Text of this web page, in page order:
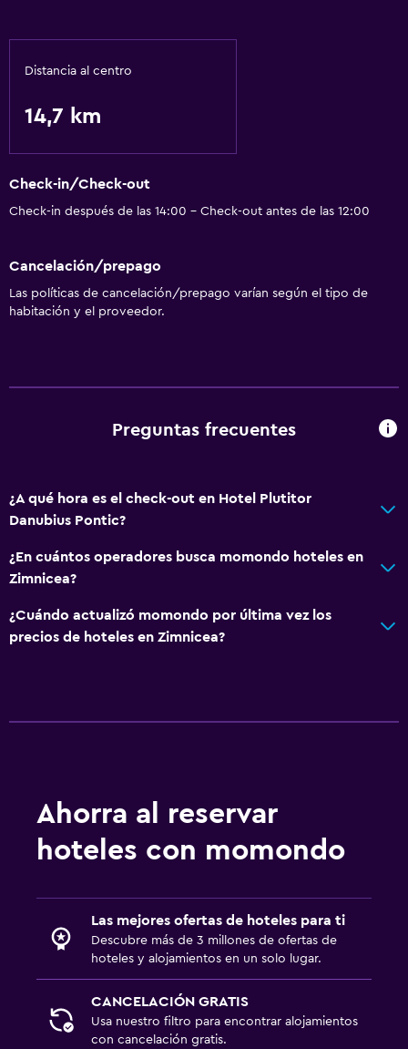
Distancia al centro
14,7 km
Check-in/Check-out
Check-in después de las 14:00 - Check-out antes de las 12:00
Cancelación/prepago
Las políticas de cancelación/prepago varían según el tipo de
habitación y el proveedor.
Preguntas frecuentes
¿A qué hora es el check-out en Hotel Plutitor
Danubius Pontic?
¿En cuántos operadores busca momondo hoteles en
Zimnicea?
¿Cuándo actualizó momondo por última vez los
precios de hoteles en Zimnicea?
Ahorra al reservar
hoteles con momondo
Las mejores ofertas de hoteles para ti
Descubre más de 3 millones de ofertas de
hoteles y alojamientos en un solo lugar.
CANCELACIÓN GRATIS
Usa nuestro filtro para encontrar alojamientos
con cancelación gratis.